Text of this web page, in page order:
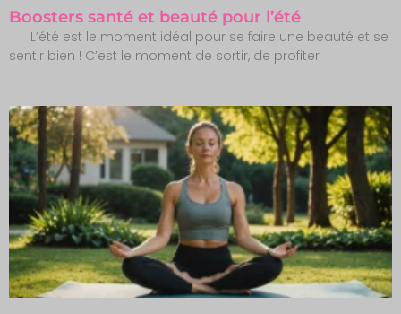
Boosters santé et beauté pour l’été
L’été est le moment idéal pour se faire une beauté et se
sentir bien ! C’est le moment de sortir, de profiter